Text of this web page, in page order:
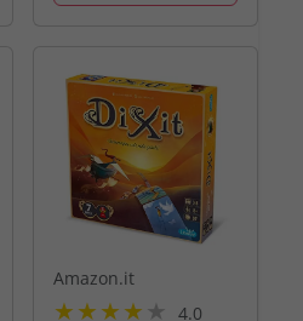
Società, Per Regali...
Amazon.it
4.0